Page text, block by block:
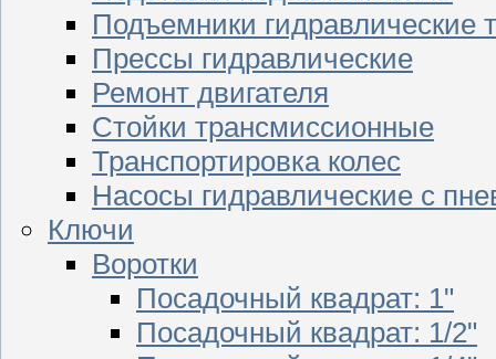
Подъемники гидравлические
Прессы гидравлические
Ремонт двигателя
Стойки трансмиссионные
Транспортировка колес
Насосы гидравлические с
Ключи
Воротки
Посадочный квадрат: 1"
Посадочный квадрат: 1/2"